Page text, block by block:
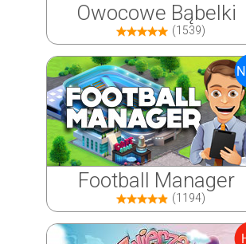
Owocowe Bąbelki
(1539)
Football Manager
(1194)